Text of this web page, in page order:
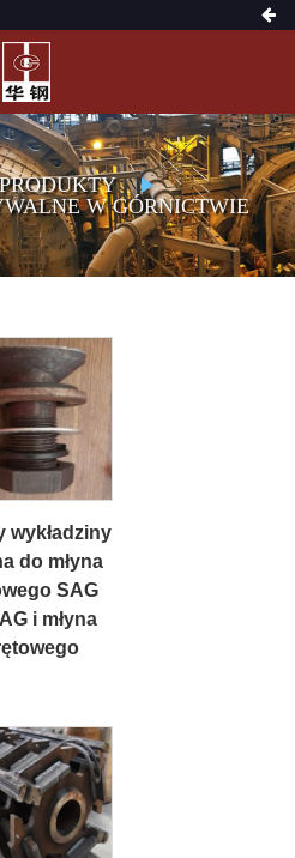
PRODUKTY
W GÓRNICTWIE
wykładziny
do młyna
SAG
i młyna